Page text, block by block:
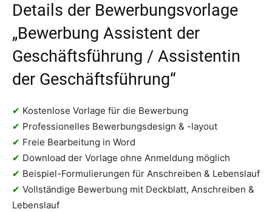
Details der Bewerbungsvorlage
„Bewerbung Assistent der
Geschäftsführung / Assistentin
der Geschäftsführung“
✔ Kostenlose Vorlage für die Bewerbung
✔ Professionelles Bewerbungsdesign & -layout
✔ Freie Bearbeitung in Word
✔ Download der Vorlage ohne Anmeldung möglich
✔ Beispiel-Formulierungen für Anschreiben & Lebenslauf
✔ Vollständige Bewerbung mit Deckblatt, Anschreiben &
Lebenslauf